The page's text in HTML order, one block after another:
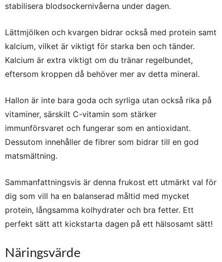
stabilisera blodsockernivåerna under dagen.
Lättmjölken och kvargen bidrar också med protein samt
kalcium, vilket är viktigt för starka ben och tänder.
Kalcium är extra viktigt om du tränar regelbundet,
eftersom kroppen då behöver mer av detta mineral.
Hallon är inte bara goda och syrliga utan också rika på
vitaminer, särskilt C-vitamin som stärker
immunförsvaret och fungerar som en antioxidant.
Dessutom innehåller de fibrer som bidrar till en god
matsmältning.
Sammanfattningsvis är denna frukost ett utmärkt val för
dig som vill ha en balanserad måltid med mycket
protein, långsamma kolhydrater och bra fetter. Ett
perfekt sätt att kickstarta dagen på ett hälsosamt sätt!
Näringsvärde